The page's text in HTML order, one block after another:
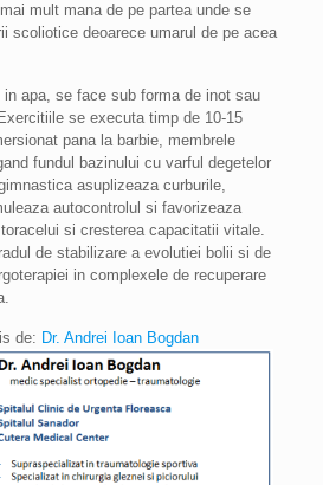
mult mana de pe partea unde se
scoliotice deoarece umarul de pe acea
apa, se face sub forma de inot sau
se executa timp de 10-15
pana la barbie, membrele
fundul bazinului cu varful degetelor
asuplizeaza curburile,
autocontrolul si favorizeaza
si cresterea capacitatii vitale.
de stabilizare a evolutiei bolii si de
in complexele de recuperare
de: Dr. Andrei Ioan Bogdan